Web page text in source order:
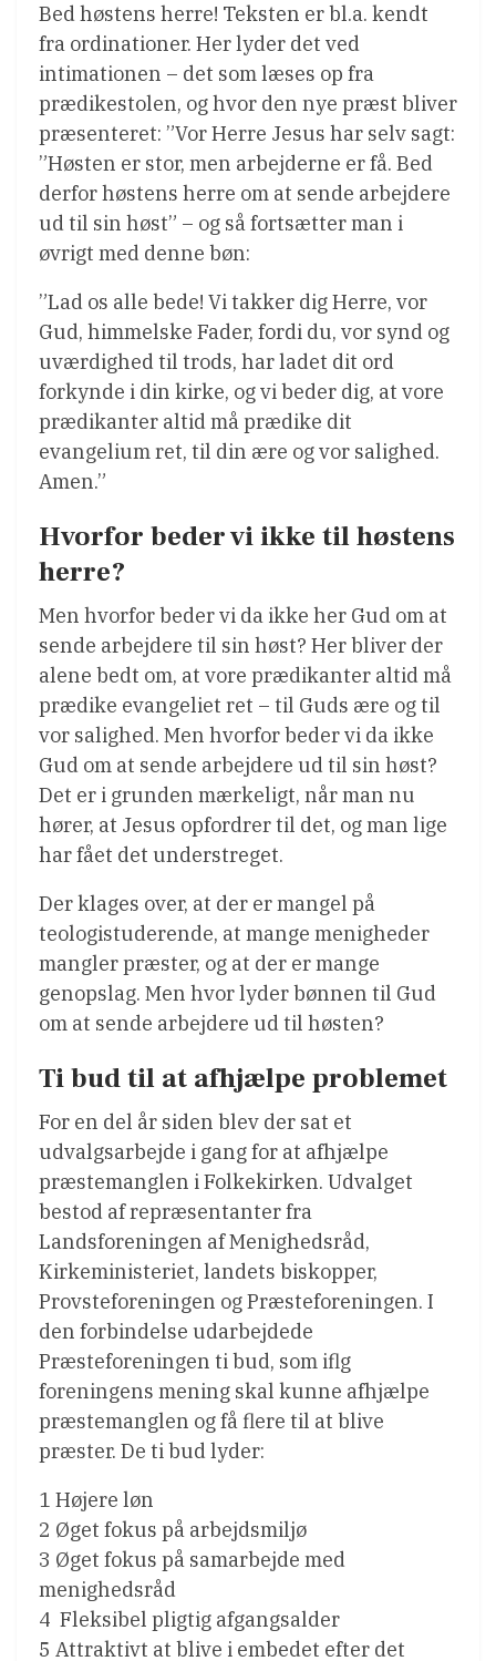
Bed høstens herre! Teksten er bl.a. kendt
fra ordinationer. Her lyder det ved
intimationen – det som læses op fra
prædikestolen, og hvor den nye præst bliver
præsenteret: ”Vor Herre Jesus har selv sagt:
”Høsten er stor, men arbejderne er få. Bed
derfor høstens herre om at sende arbejdere
ud til sin høst” – og så fortsætter man i
øvrigt med denne bøn:
”Lad os alle bede! Vi takker dig Herre, vor
Gud, himmelske Fader, fordi du, vor synd og
uværdighed til trods, har ladet dit ord
forkynde i din kirke, og vi beder dig, at vore
prædikanter altid må prædike dit
evangelium ret, til din ære og vor salighed.
Amen.”
Hvorfor beder vi ikke til høstens
herre?
Men hvorfor beder vi da ikke her Gud om at
sende arbejdere til sin høst? Her bliver der
alene bedt om, at vore prædikanter altid må
prædike evangeliet ret – til Guds ære og til
vor salighed. Men hvorfor beder vi da ikke
Gud om at sende arbejdere ud til sin høst?
Det er i grunden mærkeligt, når man nu
hører, at Jesus opfordrer til det, og man lige
har fået det understreget.
Der klages over, at der er mangel på
teologistuderende, at mange menigheder
mangler præster, og at der er mange
genopslag. Men hvor lyder bønnen til Gud
om at sende arbejdere ud til høsten?
Ti bud til at afhjælpe problemet
For en del år siden blev der sat et
udvalgsarbejde i gang for at afhjælpe
præstemanglen i Folkekirken. Udvalget
bestod af repræsentanter fra
Landsforeningen af Menighedsråd,
Kirkeministeriet, landets biskopper,
Provsteforeningen og Præsteforeningen. I
den forbindelse udarbejdede
Præsteforeningen ti bud, som iflg
foreningens mening skal kunne afhjælpe
præstemanglen og få flere til at blive
præster. De ti bud lyder:
1 Højere løn
2 Øget fokus på arbejdsmiljø
3 Øget fokus på samarbejde med
menighedsråd
4 Fleksibel pligtig afgangsalder
5 Attraktivt at blive i embedet efter det